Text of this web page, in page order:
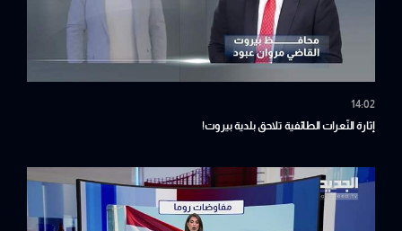
14:02
إثارة النّعرات الطائفية تلاحق بلدية بيروت!